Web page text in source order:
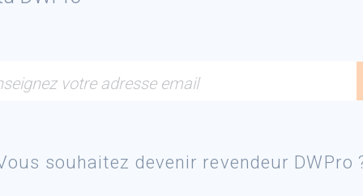
votre adresse email
souhaitez devenir revendeur DWPro